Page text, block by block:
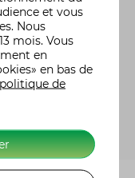
votre tarif
et vous
Nous
mois. Vous
en
en bas de
de